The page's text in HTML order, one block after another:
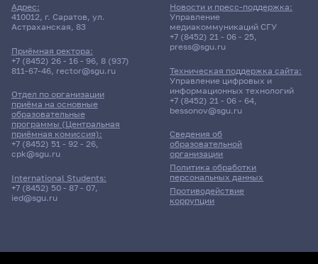
Адрес:
410012, г. Саратов, ул.
Астраханская, 83
Приёмная ректора:
+7 (8452) 26 - 16 - 96, 8 (937)
811-67-46, rector@sgu.ru
Отдел по организации
приёма на основные
образовательные
программы (Центральная
приёмная комиссия):
+7 (8452) 51 - 92 - 26,
cpk@sgu.ru
International Students:
+7 (8452) 50 - 87 - 07,
ied@sgu.ru
Сведения об
образовательной
организации
Политика обработки
персональных данных
Противодействие
коррупции
Новости и пресс-поддержка:
Управление
медиакоммуникаций СГУ
+7 (8452) 21 - 06 - 25,
press@sgu.ru
Техническая поддержка сайта:
Управление цифровых и
информационных технологий
+7 (8452) 21 - 06 - 64,
bessonov@sgu.ru